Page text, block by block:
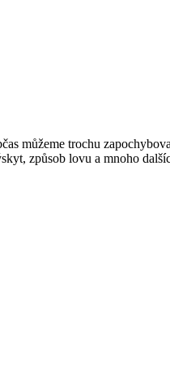
můžeme trochu
způsob lovu a mnoho